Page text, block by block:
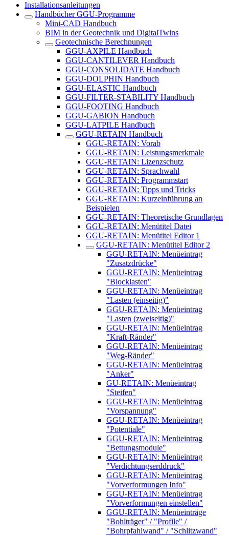
Installationsanleitungen
Handbücher GGU-Programme
Mini-CAD Handbuch
BIM in der Geotechnik und DigitalTwins
Geotechnische Berechnungen
GGU-AXPILE Handbuch
GGU-CANTILEVER Handbuch
GGU-CONSOLIDATE Handbuch
GGU-DOLPHIN Handbuch
GGU-ELASTIC Handbuch
GGU-FILTER-STABILITY Handbuch
GGU-FOOTING Handbuch
GGU-GABION Handbuch
GGU-LATPILE Handbuch
GGU-RETAIN Handbuch
GGU-RETAIN: Vorab
GGU-RETAIN: Leistungsmerkmale
GGU-RETAIN: Lizenzschutz
GGU-RETAIN: Sprachwahl
GGU-RETAIN: Programmstart
GGU-RETAIN: Tipps und Tricks
GGU-RETAIN: Kurzeinführung an
Beispielen
GGU-RETAIN: Theoretische Grundlagen
GGU-RETAIN: Menütitel Datei
GGU-RETAIN: Menütitel Editor 1
GGU-RETAIN: Menütitel Editor 2
GGU-RETAIN: Menüeintrag
"Zusatzdrücke"
GGU-RETAIN: Menüeintrag
"Blocklasten"
GGU-RETAIN: Menüeintrag
"Lasten (einseitig)"
GGU-RETAIN: Menüeintrag
"Lasten (zweiseitig)"
GGU-RETAIN: Menüeintrag
"Kraft-Ränder"
GGU-RETAIN: Menüeintrag
"Weg-Ränder"
GGU-RETAIN: Menüeintrag
"Anker"
GU-RETAIN: Menüeintrag
"Steifen"
GGU-RETAIN: Menüeintrag
"Vorspannung"
GGU-RETAIN: Menüeintrag
"Potentiale"
GGU-RETAIN: Menüeintrag
"Bettungsmodule"
GGU-RETAIN: Menüeintrag
"Verdichtungserddruck"
GGU-RETAIN: Menüeintrag
"Vorverformungen Info"
GGU-RETAIN: Menüeintrag
"Vorverformungen einstellen"
GGU-RETAIN: Menüeinträge
"Bohlträger" / "Profile" /
"Bohrpfahlwand" / "Schlitzwand"